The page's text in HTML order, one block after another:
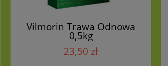
Vilmorin Trawa Odnowa
0,5kg
23,50 zł